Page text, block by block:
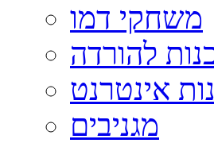
משחקי דמו
להורדה
אינטרנט
מגניבים